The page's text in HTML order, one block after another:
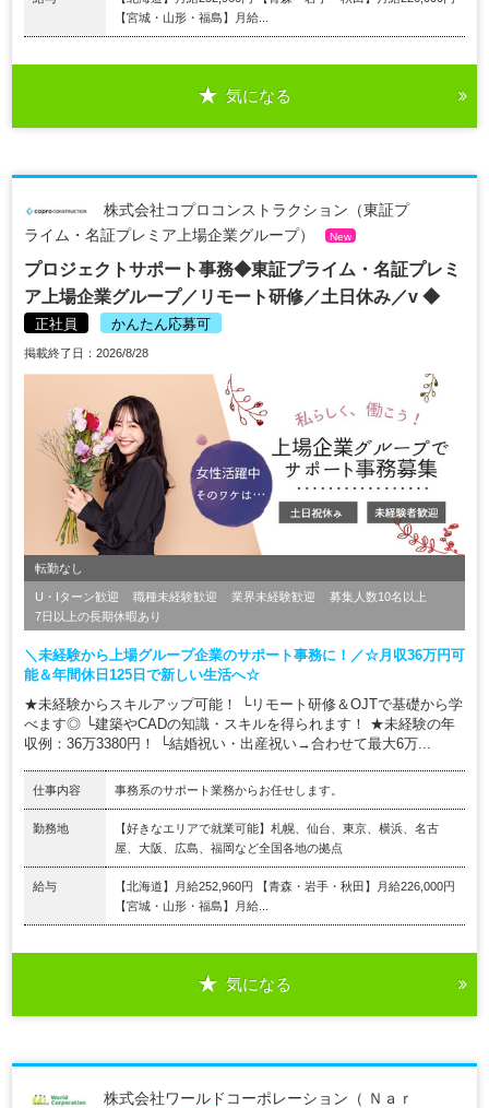
【宮城・山形・福島】月給...
気になる
株式会社コプロコンストラクション（東証プ
ライム・名証プレミア上場企業グループ）
New
プロジェクトサポート事務◆東証プライム・名証プレミ
ア上場企業グループ／リモート研修／土日休み／v ◆
正社員 かんたん応募可
掲載終了日：2026/8/28
転勤なし
U・Iターン歓迎 職種未経験歓迎 業界未経験歓迎
募集人数10名以上
7日以上の長期休暇あり
＼未経験から上場グループ企業のサポート事務に！／☆月収36万円可
能＆年間休日125日で新しい生活へ☆
★未経験からスキルアップ可能！ └リモート研修＆OJTで基礎から学
べます◎ └建築やCADの知識・スキルを得られます！ ★未経験の年
収例：36万3380円！ └結婚祝い・出産祝い→合わせて最大6万...
仕事内容 事務系のサポート業務からお任せします。
勤務地
【好きなエリアで就業可能】札幌、仙台、東京、横浜、名古
屋、大阪、広島、福岡など全国各地の拠点
給与
【北海道】月給252,960円 【青森・岩手・秋田】月給226,000円
【宮城・山形・福島】月給...
気になる
株式会社ワールドコーポレーション（ Ｎａｒ